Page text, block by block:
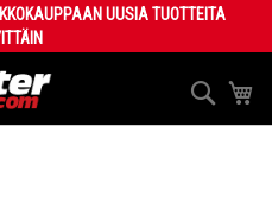
UUSIA TUOTTEITA
Haku